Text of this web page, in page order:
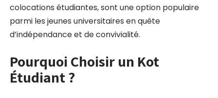
colocations étudiantes, sont une option populaire
parmi les jeunes universitaires en quête
d’indépendance et de convivialité.
Pourquoi Choisir un Kot
Étudiant ?